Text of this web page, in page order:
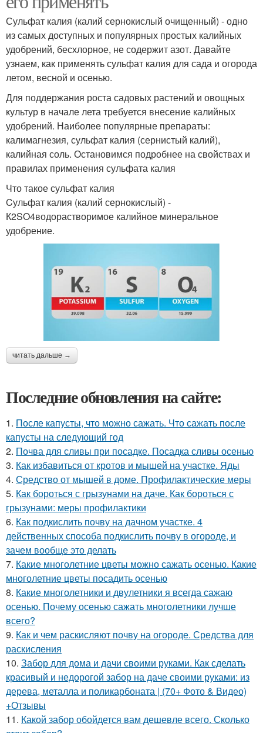
Сульфат калия (калий сернокислый очищенный) - одно
из самых доступных и популярных простых калийных
удобрений, бесхлорное, не содержит азот. Давайте
узнаем, как применять сульфат калия для сада и огорода
летом, весной и осенью.
Для поддержания роста садовых растений и овощных
культур в начале лета требуется внесение калийных
удобрений. Наиболее популярные препараты:
калимагнезия, сульфат калия (сернистый калий),
калийная соль. Остановимся подробнее на свойствах и
правилах применения сульфата калия
Что такое сульфат калия
Cульфат калия (калий сернокислый) -
К2SO4водорастворимое калийное минеральное
удобрение.
читать дальше →
Последние обновления на сайте:
1. После капусты, что можно сажать. Что сажать после
капусты на следующий год
2. Почва для сливы при посадке. Посадка сливы осенью
3. Как избавиться от кротов и мышей на участке. Яды
4. Средство от мышей в доме. Профилактические меры
5. Как бороться с грызунами на даче. Как бороться с
грызунами: меры профилактики
6. Как подкислить почву на дачном участке. 4
действенных способа подкислить почву в огороде, и
зачем вообще это делать
7. Какие многолетние цветы можно сажать осенью. Какие
многолетние цветы посадить осенью
8. Какие многолетники и двулетники я всегда сажаю
осенью. Почему осенью сажать многолетники лучше
всего?
9. Как и чем раскисляют почву на огороде. Средства для
раскисления
10. Забор для дома и дачи своими руками. Как сделать
красивый и недорогой забор на даче своими руками: из
дерева, металла и поликарбоната | (70+ Фото & Видео)
+Отзывы
11. Какой забор обойдется вам дешевле всего. Сколько